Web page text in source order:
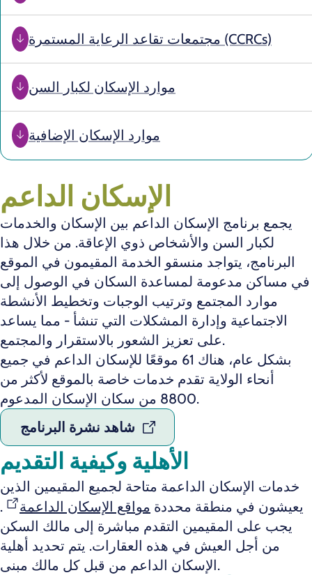
مجتمعات تقاعد الرعاية المستمرة (CCRCs)
موارد الإسكان لكبار السن
موارد الإسكان الإضافية
الإسكان الداعم
يجمع برنامج الإسكان الداعم بين الإسكان والخدمات
لكبار السن والأشخاص ذوي الإعاقة. من خلال هذا
البرنامج، يتواجد منسقو الخدمة المقيمون في الموقع
في مساكن مدعومة لمساعدة السكان في الوصول إلى
موارد المجتمع وترتيب الوجبات وتخطيط الأنشطة
الاجتماعية وإدارة المشكلات التي تنشأ - مما يساعد
على تعزيز الشعور بالاستقرار والمجتمع.
بشكل عام، هناك 61 موقعًا للإسكان الداعم في جميع
أنحاء الولاية تقدم خدمات خاصة بالموقع لأكثر من
8800 من سكان الإسكان المدعوم.
شاهد نشرة البرنامج
الأهلية وكيفية التقديم
خدمات الإسكان الداعمة متاحة لجميع المقيمين الذين
يعيشون في منطقة محددة مواقع الإسكان الداعمة
.
يجب على المقيمين التقدم مباشرة إلى مالك السكن
من أجل العيش في هذه العقارات. يتم تحديد أهلية
الإسكان الداعم من قبل كل مالك مبنى.